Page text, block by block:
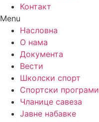
Контакт
Menu
Насловна
О нама
Документа
Вести
Школски спорт
Спортски програми
Чланице савеза
Јавне набавке